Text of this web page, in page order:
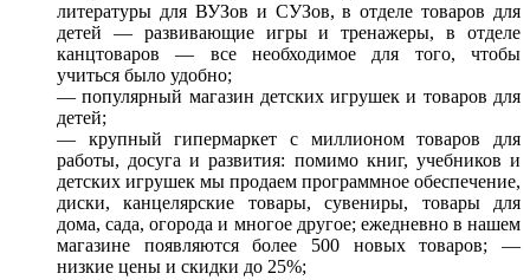
литературы для ВУЗов и СУЗов, в отделе товаров для
детей — развивающие игры и тренажеры, в отделе
канцтоваров — все необходимое для того, чтобы
учиться было удобно;
— популярный магазин детских игрушек и товаров для
детей;
— крупный гипермаркет с миллионом товаров для
работы, досуга и развития: помимо книг, учебников и
детских игрушек мы продаем программное обеспечение,
диски, канцелярские товары, сувениры, товары для
дома, сада, огорода и многое другое; ежедневно в нашем
магазине появляются более 500 новых товаров; —
низкие цены и скидки до 25%;